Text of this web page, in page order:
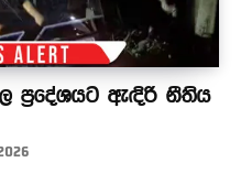
ප්‍රදේශයට ඇඳිරි නීතිය